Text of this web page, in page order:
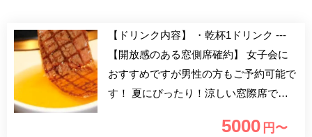
【ドリンク内容】 ・乾杯1ドリンク ---
【開放感のある窓側席確約】 女子会に
おすすめですが男性の方もご予約可能で
す！ 夏にぴったり！涼しい窓際席でご
舌賛の生タン 3 種盛り、オススメ赤身ス
5000 円〜